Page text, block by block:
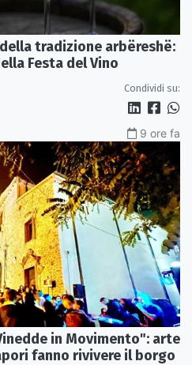
tradizione arbëreshë:
Festa del Vino
Condividi su:
9 ore fa
in Movimento": arte
fanno rivivere il borgo